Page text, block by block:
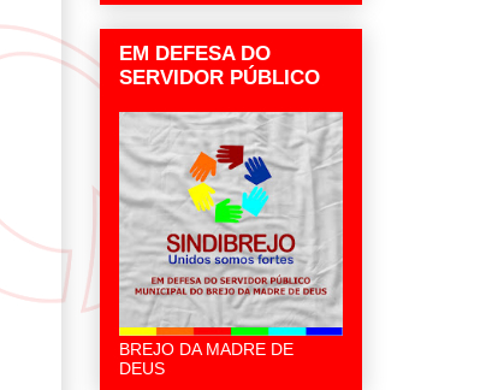
EM DEFESA DO
SERVIDOR PÚBLICO
BREJO DA MADRE DE
DEUS